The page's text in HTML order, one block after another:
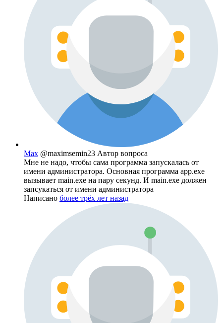
Max @maximsemin23 Автор вопроса
Мне не надо, чтобы сама программа запускалась от
имени администратора. Основная программа app.exe
вызывает main.exe на пару секунд. И main.exe должен
запсукаться от имени администратора
Написано более трёх лет назад